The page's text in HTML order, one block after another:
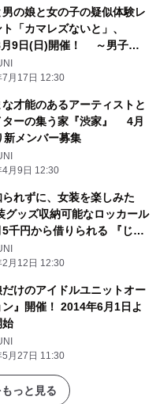
の娘と女の子の疑似体験レ
「カマレズないと」、
月9日(日)開催！ ～男子の
女装さんと女性さんだけを
～
月17日 12:30
才能のあるアーティストと
ターの集う家『渋家』 4月
新メンバー募集
月9日 12:30
れずに、女装を楽しみた
グッズ収納可能なロッカール
5千円から借りられる 『じょ
室』新宿に登場！
月12日 12:30
だけのアイドルユニットオー
』開催！ 2014年6月1日よ
始
月27日 11:30
っと見る